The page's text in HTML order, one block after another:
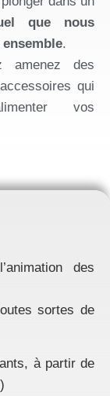
que nous
.
amenez des
qui
vos
des
sortes de
à partir de